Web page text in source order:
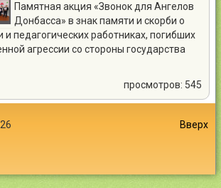
Памятная акция «Звонок для Ангелов
Донбасса» в знак памяти и скорби о
педагогических работниках, погибших
агрессии со стороны государства
просмотров: 545
Вверх